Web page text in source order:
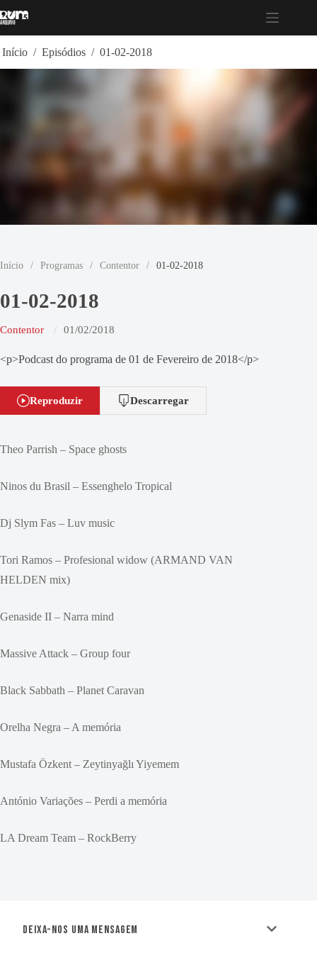
para
Início / Episódios / 01-02-2018
Início / Programas / Contentor / 01-02-2018
01-02-2018
Contentor 01/02/2018
<p>Podcast do programa de 01 de Fevereiro de 2018</p>
Reproduzir Descarregar
Theo Parrish – Space ghosts
Ninos du Brasil – Essenghelo Tropical
Dj Slym Fas – Luv music
Tori Ramos – Profesional widow (ARMAND VAN
HELDEN mix)
Genaside II – Narra mind
Massive Attack – Group four
Black Sabbath – Planet Caravan
Orelha Negra – A memória
Mustafa Özkent – Zeytinyağlı Yiyemem
António Variações – Perdi a memória
LA Dream Team – RockBerry
Deixa-nos uma mensagem